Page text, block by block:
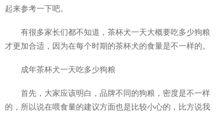
起来参考一下吧。
有很多家长们都不知道，茶杯犬一天大概要吃多少狗粮
才更加合适，因为在每个时期的茶杯犬的食量是不一样的。
成年茶杯犬一天吃多少狗粮
首先，大家应该明白，品牌不同的狗粮，密度是不一样
的，所以说在喂食量的建议方面也是比较小心的，比方说我